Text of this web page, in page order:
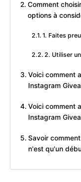
Comment
options à
1. Faites
2. Utiliser
Voici comment
Instagram
Voici comment
Instagram
Savoir
n'est qu'un